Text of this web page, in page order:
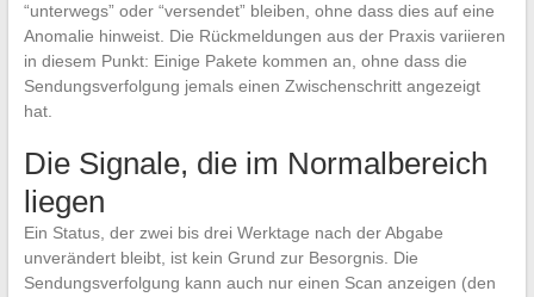
“unterwegs” oder “versendet” bleiben, ohne dass dies auf eine
Anomalie hinweist. Die Rückmeldungen aus der Praxis variieren
in diesem Punkt: Einige Pakete kommen an, ohne dass die
Sendungsverfolgung jemals einen Zwischenschritt angezeigt
hat.
Die Signale, die im Normalbereich
liegen
Ein Status, der zwei bis drei Werktage nach der Abgabe
unverändert bleibt, ist kein Grund zur Besorgnis. Die
Sendungsverfolgung kann auch nur einen Scan anzeigen (den